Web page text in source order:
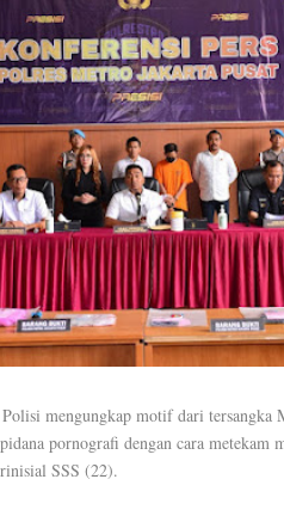
mengungkap motif dari tersangka
pornografi dengan cara metekam
SSS (22).